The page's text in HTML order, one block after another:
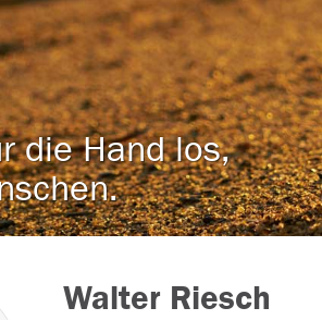
die Hand los,
Walter Riesch